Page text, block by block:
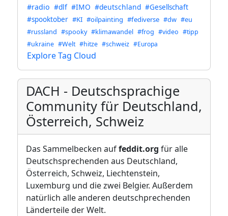
#radio #dlf #IMO #deutschland #Gesellschaft
#spooktober #KI #oilpainting #fediverse #dw #eu
#russland #spooky #klimawandel #frog #video #tipp
#ukraine #Welt #hitze #schweiz #Europa
Explore Tag Cloud
DACH - Deutschsprachige
Community für Deutschland,
Österreich, Schweiz
Das Sammelbecken auffeddit.org für alle
Deutschsprechenden aus Deutschland,
Österreich, Schweiz, Liechtenstein,
Luxemburg und die zwei Belgier. Außerdem
natürlich alle anderen deutschprechenden
Länderteile der Welt.